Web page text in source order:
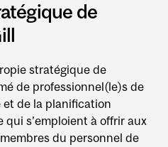
de
stratégique de
de professionnel(le)s de
et de la planification
s’emploient à offrir aux
du personnel de